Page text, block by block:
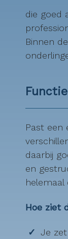
die goed
Binnen
Past een
daarbij
en
helemaal
Hoe ziet
Je